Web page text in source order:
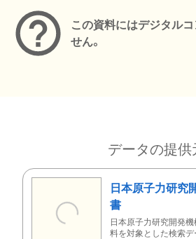
この資料にはデジタル
せん。
データの提供
日本原子力研究
書
日本原子力研究開発
料を対象とした検索